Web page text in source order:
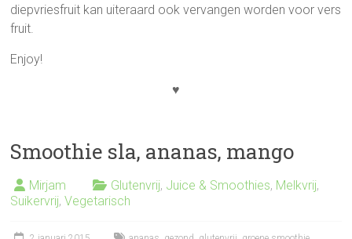
diepvriesfruit kan uiteraard ook vervangen worden voor vers
fruit.
Enjoy!
♥
Smoothie sla, ananas, mango
Mirjam Glutenvrij, Juice & Smoothies, Melkvrij,
Suikervrij,Vegetarisch